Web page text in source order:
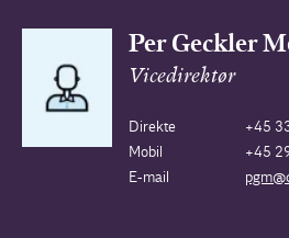
Per Geckler
Vicedirektør
Direkte
+45
Mobil
+45
E-mail